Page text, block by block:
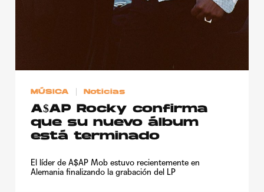
MÚSICA Noticias
A$AP Rocky confirma
que su nuevo álbum
está terminado
El líder de A$AP Mob estuvo recientemente en
Alemania finalizando la grabación del LP